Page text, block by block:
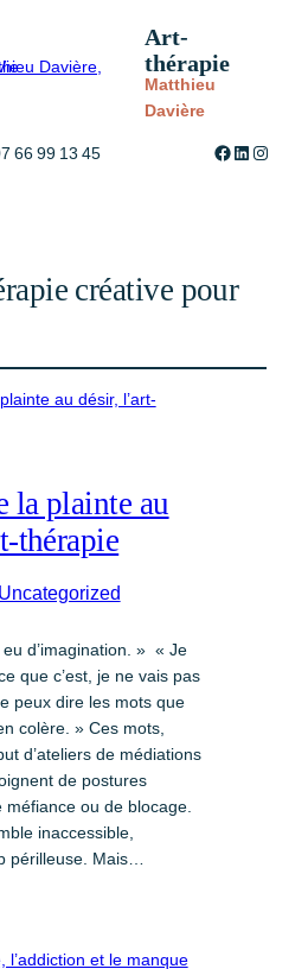
Art-
thérapie
Matthieu
Davière
66 99 13 45 Facebook
LinkedIn
créative pour
la plainte au
thérapie
eu d’imagination. » « Je
que c’est, je ne vais pas
peux dire les mots que
colère. » Ces mots,
d’ateliers de médiations
de postures
méfiance ou de blocage.
inaccessible,
périlleuse. Mais…